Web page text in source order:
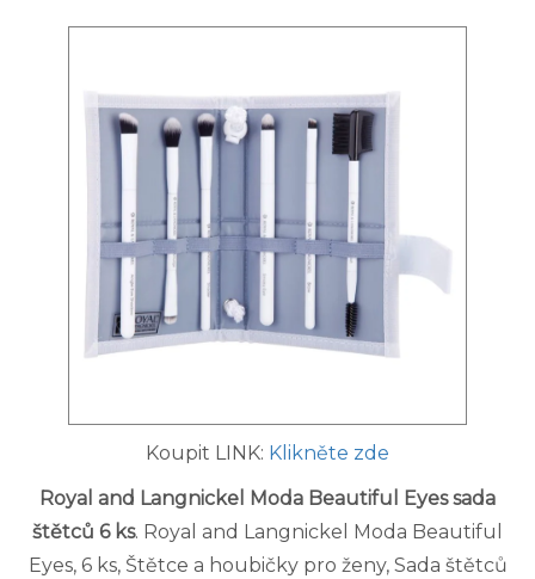
Koupit LINK: Klikněte zde
Royal and Langnickel Moda Beautiful Eyes sada
štětců 6 ks. Royal and Langnickel Moda Beautiful
Eyes, 6 ks, Štětce a houbičky pro ženy, Sada štětců